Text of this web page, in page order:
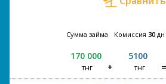
Сумма займа
170 000
тнг
Комиссия 30 дн
5100
тнг